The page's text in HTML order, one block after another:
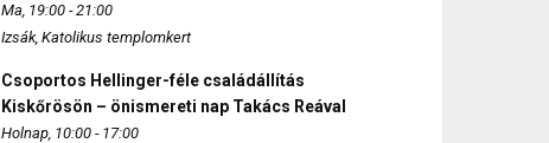
Ma, 19:00 - 21:00
Izsák, Katolikus templomkert
Csoportos Hellinger-féle családállítás
Kiskőrösön – önismereti nap Takács Reával
Holnap, 10:00 - 17:00